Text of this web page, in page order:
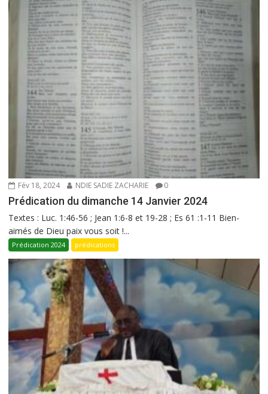
Fév 18, 2024 NDIE SADIE ZACHARIE 0
Prédication du dimanche 14 Janvier 2024
Textes : Luc. 1:46-56 ; Jean 1:6-8 et 19-28 ; Es 61 :1-11 Bien-
aimés de Dieu paix vous soit !...
Prédication 2024 prédications